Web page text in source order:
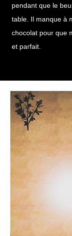
pendant que le
table. Il manque à
chocolat pour que
et parfait.